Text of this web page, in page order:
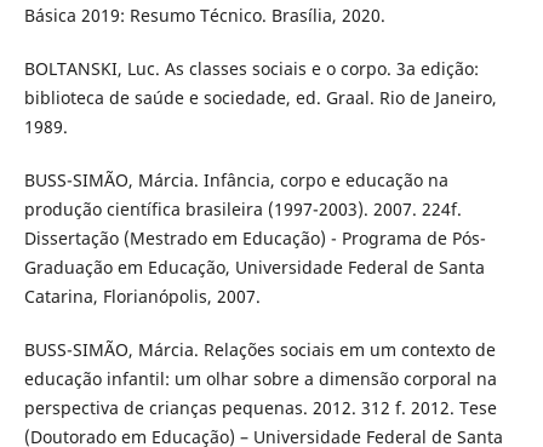
Básica 2019: Resumo Técnico. Brasília, 2020.
BOLTANSKI, Luc. As classes sociais e o corpo. 3a edição:
biblioteca de saúde e sociedade, ed. Graal. Rio de Janeiro,
1989.
BUSS-SIMÃO, Márcia. Infância, corpo e educação na
produção científica brasileira (1997-2003). 2007. 224f.
Dissertação (Mestrado em Educação) - Programa de Pós-
Graduação em Educação, Universidade Federal de Santa
Catarina, Florianópolis, 2007.
BUSS-SIMÃO, Márcia. Relações sociais em um contexto de
educação infantil: um olhar sobre a dimensão corporal na
perspectiva de crianças pequenas. 2012. 312 f. 2012. Tese
(Doutorado em Educação) – Universidade Federal de Santa